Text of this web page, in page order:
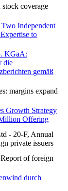
coverage
Independent
to
KGaA:
die
gemäß
margins expand
Growth Strategy
Offering
- 20-F, Annual
private issuers
of foreign
durch